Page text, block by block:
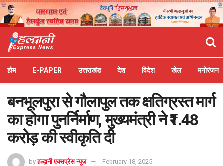
होम E-PAPER उत्तराखंड देश विदेश खेल मनोरंजन
बनभूलपुरा से गौलापुल तक क्षतिग्रस्त मार्ग
का होगा पुनर्निर्माण, मुख्यमंत्री ने ₹1.48
करोड़ की स्वीकृति दी
by हल्द्वानी एक्सप्रेस न्यूज़ February 18, 2025